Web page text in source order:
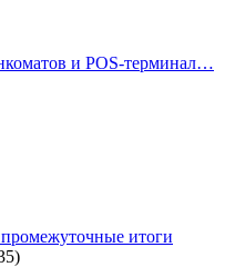
и POS-терминал…
итоги